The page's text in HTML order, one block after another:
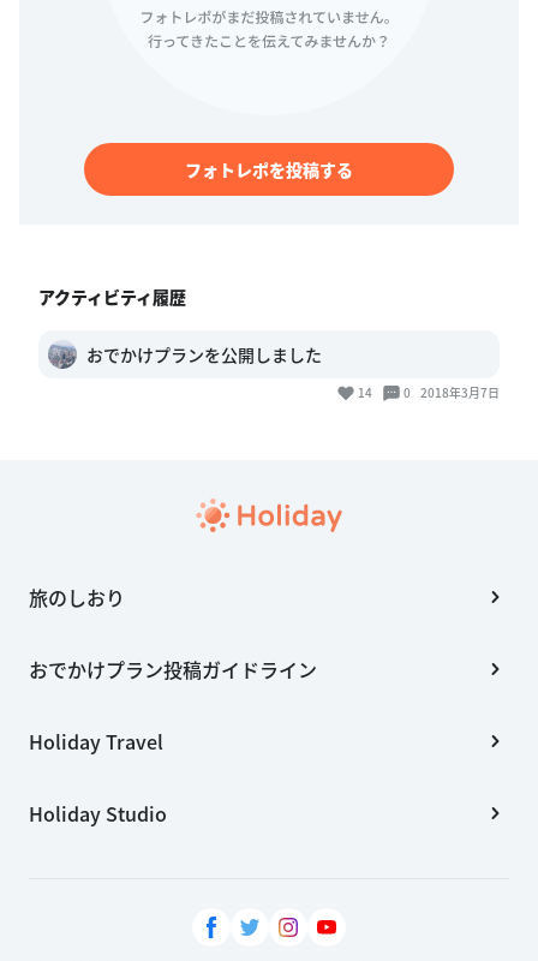
フォトレポを投稿する
アクティビティ履歴
おでかけプランを公開しました
14 0 2018年3月7日
旅のしおり
おでかけプラン投稿ガイドライン
Holiday Travel
Holiday Studio